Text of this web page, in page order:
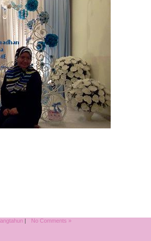
| No Comments »